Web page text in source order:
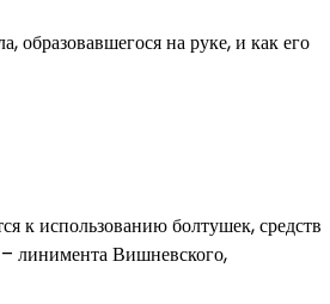
к использованию болтушек, средств
линимента Вишневского,